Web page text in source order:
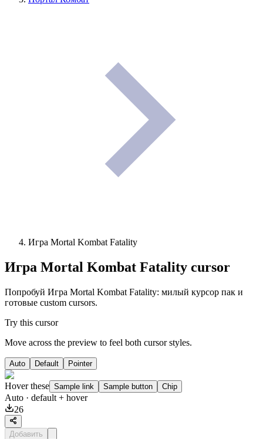
Игра Mortal Kombat Fatality
Игра Mortal Kombat Fatality cursor
Попробуй Игра Mortal Kombat Fatality: милый курсор пак и
готовые custom cursors.
Try this cursor
Move across the preview to feel both cursor styles.
Auto Default Pointer
Hover these Sample link Sample button Chip
Auto · default + hover
26
Добавить